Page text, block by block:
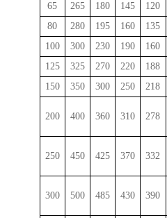
65
265 180 145 120
80
280 195 160 135
100
300 230 190 160
125
325 270 220 188
150
350 300 250 218
200 400 360 310 278
250 450 425 370 332
300 500 485 430 390